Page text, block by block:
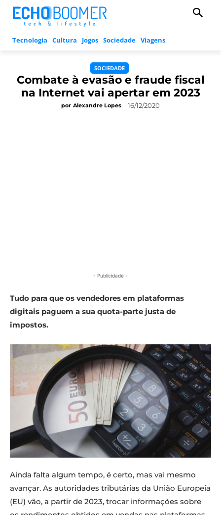
Tecnologia Cultura Jogos Sociedade Viagens
SOCIEDADE
Combate à evasão e fraude fiscal
na Internet vai apertar em 2023
por Alexandre Lopes 16/12/2020
- Publicidade -
Tudo para que os vendedores em plataformas
digitais paguem a sua quota-parte justa de
impostos.
Ainda falta algum tempo, é certo, mas vai mesmo
avançar. As autoridades tributárias da União Europeia
(EU) vão, a partir de 2023, trocar informações sobre